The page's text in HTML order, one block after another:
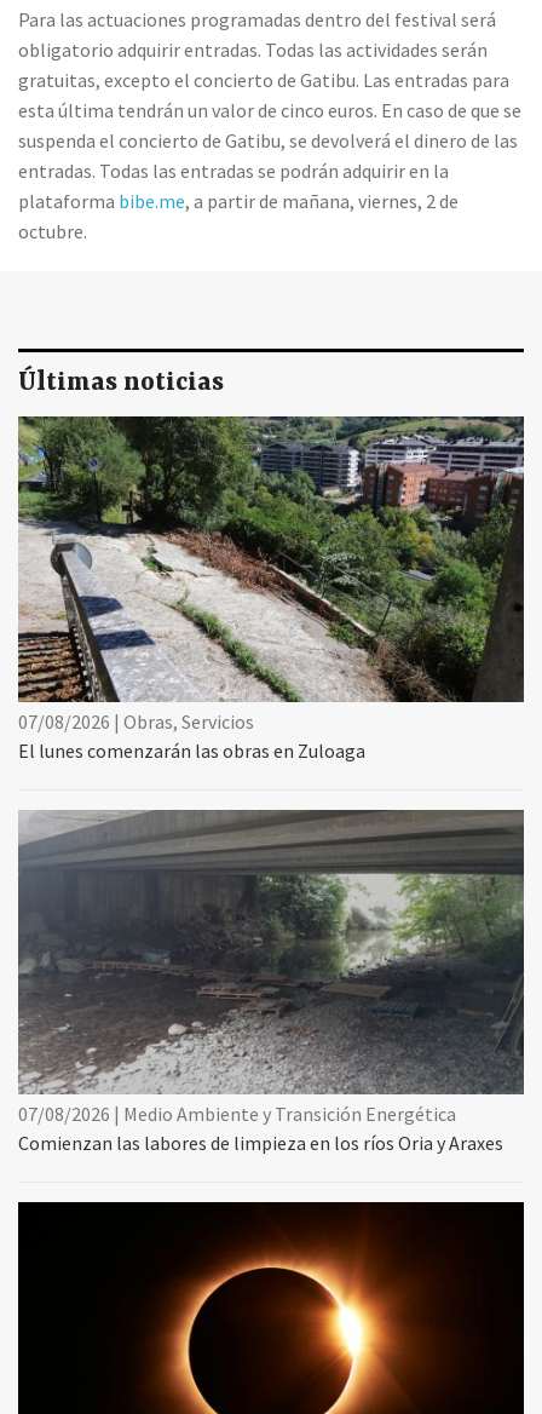
Para las actuaciones programadas dentro del festival será
obligatorio adquirir entradas. Todas las actividades serán
gratuitas, excepto el concierto de Gatibu. Las entradas para
esta última tendrán un valor de cinco euros. En caso de que se
suspenda el concierto de Gatibu, se devolverá el dinero de las
entradas. Todas las entradas se podrán adquirir en la
plataforma bibe.me, a partir de mañana, viernes, 2 de
octubre.
Últimas noticias
07/08/2026 | Obras, Servicios
El lunes comenzarán las obras en Zuloaga
07/08/2026 | Medio Ambiente y Transición Energética
Comienzan las labores de limpieza en los ríos Oria y Araxes